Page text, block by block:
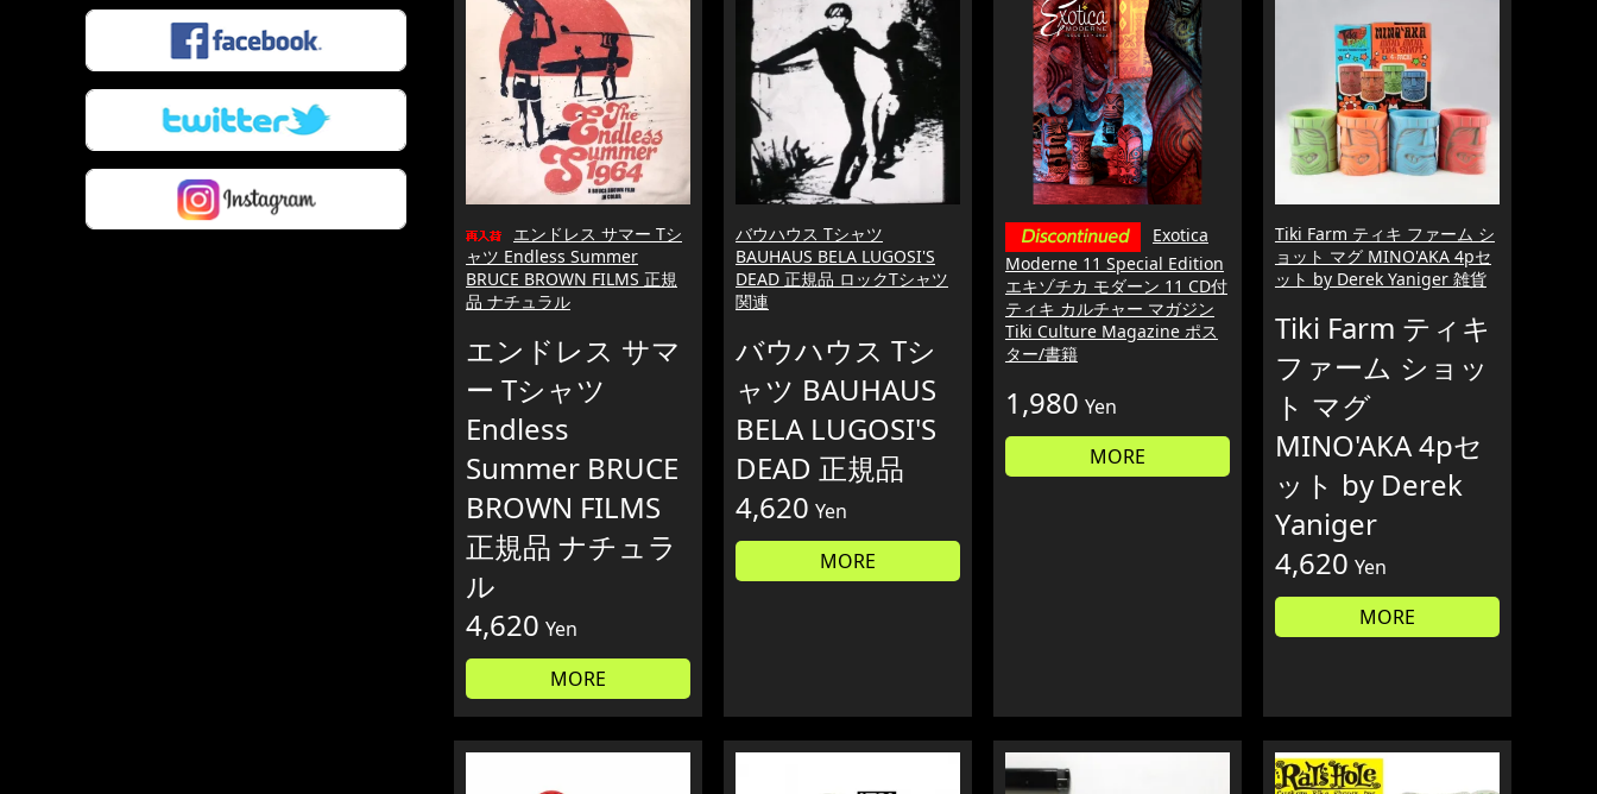
エンドレス サマー Tシ
ャツ Endless Summer
BRUCE BROWN FILMS 正規
品 ナチュラル
エンドレス サマ
ー Tシャツ
Endless
Summer BRUCE
BROWN FILMS
正規品 ナチュラ
ル
4,620 Yen
MORE
バウハウス Tシャツ
BAUHAUS BELA LUGOSI'S
DEAD 正規品 ロックTシャツ
関連
バウハウス Tシ
ャツ BAUHAUS
BELA LUGOSI'S
DEAD 正規品
4,620 Yen
MORE
Exotica
Moderne 11 Special Edition
エキゾチカ モダーン 11 CD付
ティキ カルチャー マガジン
Tiki Culture Magazine ポス
ター/書籍
1,980 Yen
MORE
Tiki Farm ティキ ファーム シ
ョット マグ MINO'AKA 4pセ
ット by Derek Yaniger 雑貨
Tiki Farm ティキ
ファーム ショッ
ト マグ
MINO'AKA 4pセ
ット by Derek
Yaniger
4,620 Yen
MORE